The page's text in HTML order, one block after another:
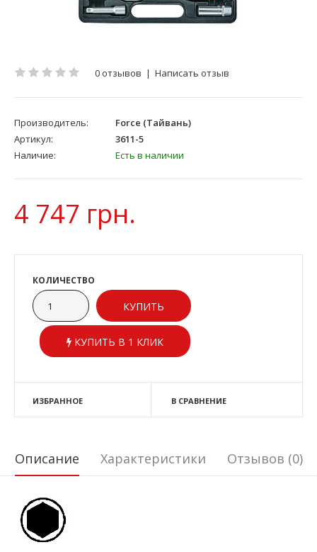
0 отзывов | Написать отзыв
Производитель:
Force (Тайвань)
Артикул:
3611-5
Наличие:
Есть в наличии
4 747 грн.
КОЛИЧЕСТВО
КУПИТЬ В 1 КЛИК
ИЗБРАННОЕ В СРАВНЕНИЕ
Описание Характеристики Отзывов (0)